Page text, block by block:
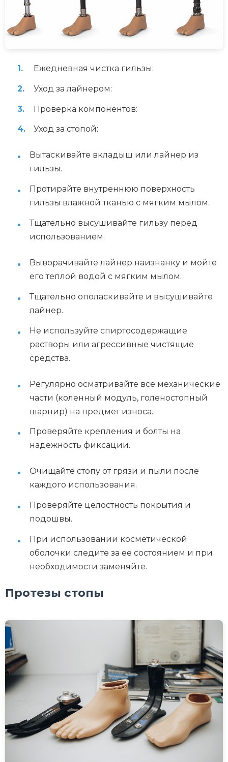
Ежедневная чистка гильзы:
Уход за лайнером:
Проверка компонентов:
Уход за стопой:
Вытаскивайте вкладыш или лайнер из
гильзы.
Протирайте внутреннюю поверхность
гильзы влажной тканью с мягким мылом.
Тщательно высушивайте гильзу перед
использованием.
Выворачивайте лайнер наизнанку и мойте
его теплой водой с мягким мылом.
Тщательно ополаскивайте и высушивайте
лайнер.
Не используйте спиртосодержащие
растворы или агрессивные чистящие
средства.
Регулярно осматривайте все механические
части (коленный модуль, голеностопный
шарнир) на предмет износа.
Проверяйте крепления и болты на
надежность фиксации.
Очищайте стопу от грязи и пыли после
каждого использования.
Проверяйте целостность покрытия и
подошвы.
При использовании косметической
оболочки следите за ее состоянием и при
необходимости заменяйте.
Протезы стопы